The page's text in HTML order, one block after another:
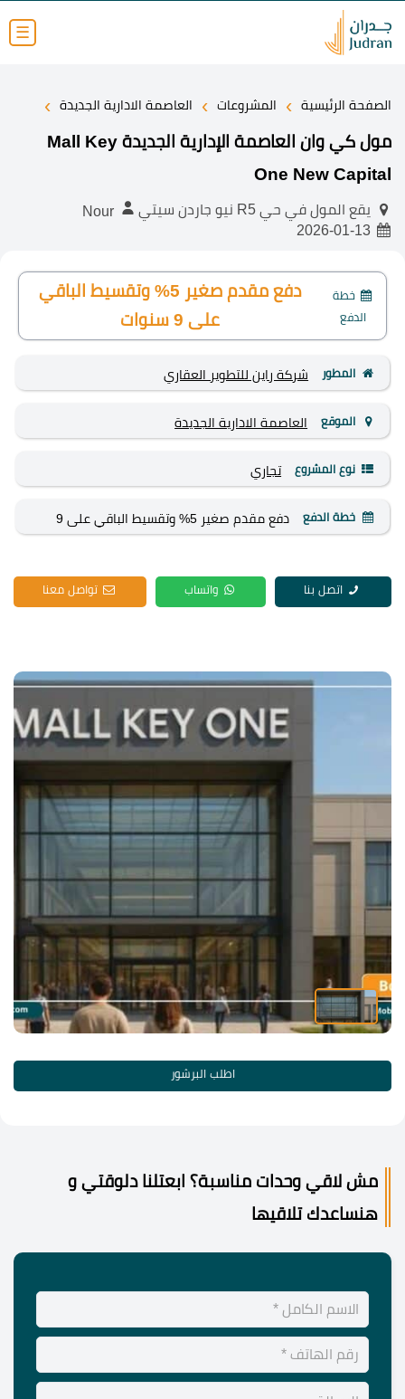
☰
الصفحة الرئيسية › المشروعات › العاصمة الادارية الجديدة ›
مول كي وان العاصمة الإدارية الجديدة Mall Key
One New Capital
يقع المول في حي R5 نيو جاردن سيتي
Nour
2026-01-13
خطة
الدفع
دفع مقدم صغير 5% وتقسيط الباقي
على 9 سنوات
المطور شركة راين للتطوير العقاري
الموقع العاصمة الادارية الجديدة
نوع المشروع تجاري
خطة الدفع
دفع مقدم صغير 5% وتقسيط الباقي على 9
اتصل بنا واتساب تواصل معنا
اطلب البرشور
مش لاقي وحدات مناسبة؟ ابعتلنا دلوقتي و
هنساعدك تلاقيها